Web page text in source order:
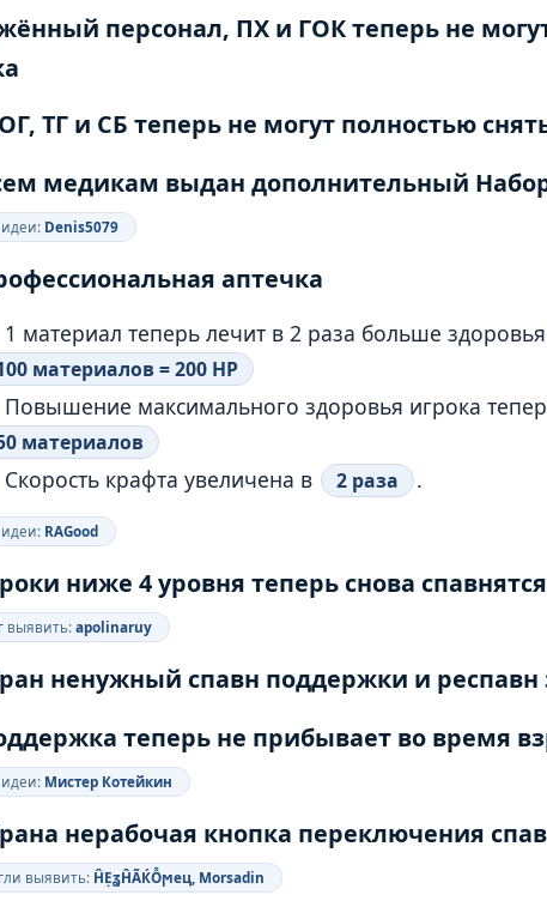
персонал, ПХ и ГОК теперь не
ТГ и СБ теперь не могут полностью
медикам выдан дополнительный
Denis5079
аптечка
1 материал теперь лечит в 2 раза больше здоровья
материалов = 200 HP
Повышение максимального здоровья игрока
материалов
Скорость крафта увеличена в 2 раза .
RAGood
ниже 4 уровня теперь снова
выявить:apolinaruy
ненужный спавн поддержки и респавн
теперь не прибывает во время
Мистер Котейкин
нерабочая кнопка переключения
выявить: ĤẸʓĤÃЌỖϻец, Morsadin